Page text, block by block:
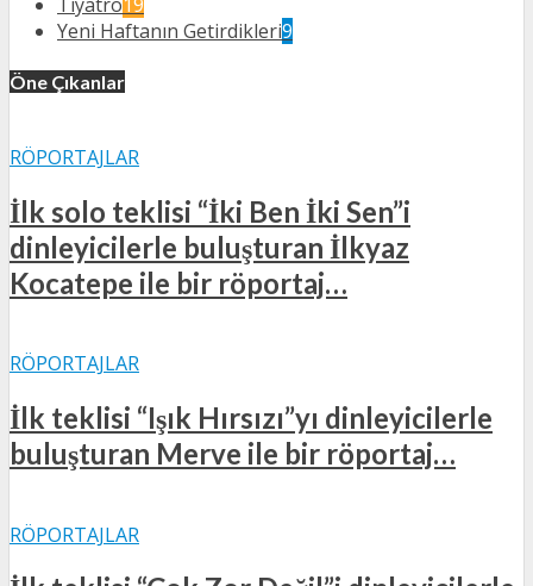
Tiyatro19
Yeni Haftanın Getirdikleri9
Öne Çıkanlar
RÖPORTAJLAR
İlk solo teklisi “İki Ben İki Sen”i
dinleyicilerle buluşturan İlkyaz
Kocatepe ile bir röportaj…
RÖPORTAJLAR
İlk teklisi “Işık Hırsızı”yı dinleyicilerle
buluşturan Merve ile bir röportaj…
RÖPORTAJLAR